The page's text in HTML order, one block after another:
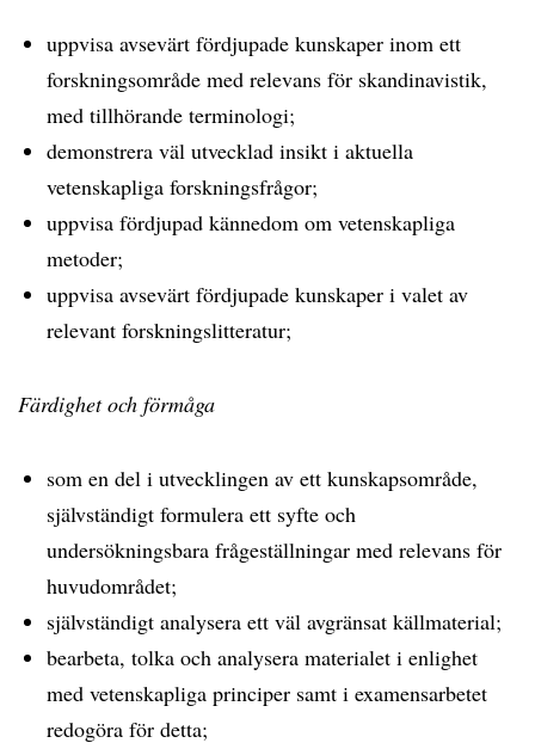
uppvisa avsevärt fördjupade kunskaper inom ett
forskningsområde med relevans för skandinavistik,
med tillhörande terminologi;
demonstrera väl utvecklad insikt i aktuella
vetenskapliga forskningsfrågor;
uppvisa fördjupad kännedom om vetenskapliga
metoder;
uppvisa avsevärt fördjupade kunskaper i valet av
relevant forskningslitteratur;
Färdighet och förmåga
som en del i utvecklingen av ett kunskapsområde,
självständigt formulera ett syfte och
undersökningsbara frågeställningar med relevans för
huvudområdet;
självständigt analysera ett väl avgränsat källmaterial;
bearbeta, tolka och analysera materialet i enlighet
med vetenskapliga principer samt i examensarbetet
redogöra för detta;